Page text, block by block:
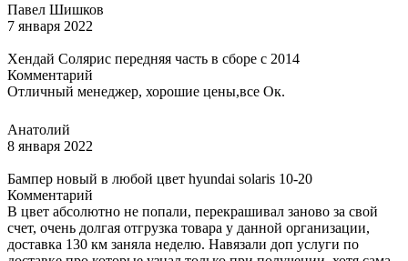
Павел Шишков
7 января 2022
Хендай Солярис передняя часть в сборе с 2014
Комментарий
Отличный менеджер, хорошие цены,все Ок.
Анатолий
8 января 2022
Бампер новый в любой цвет hyundai solaris 10-20
Комментарий
В цвет абсолютно не попали, перекрашивал заново за свой
счет, очень долгая отгрузка товара у данной организации,
доставка 130 км заняла неделю. Навязали доп услуги по